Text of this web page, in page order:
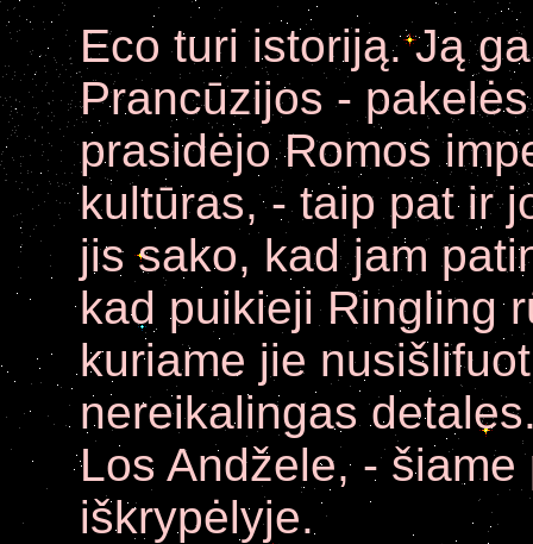
Eco turi istoriją. Ją
Prancūzijos -
prasidėjo Romos
kultūras, - taip pat ir
jis sako, kad jam
kad puikieji Ringling
kuriame jie
nereikalingas
Los Andžele, -
iškrypėlyje.